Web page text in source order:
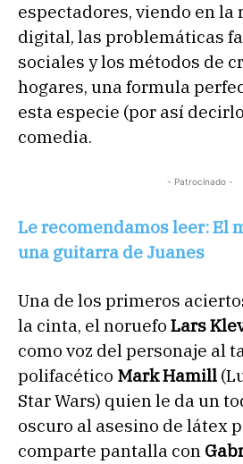
espectadores, viendo en la
digital, las problemáticas
sociales y los métodos de
hogares, una formula
esta especie (por así
comedia.
- Patrocinado -
Le recomendamos leer: El
una guitarra de Juanes
Una de los primeros
la cinta, el noruefo Lars
como voz del personaje al
polifacético Mark Hamill
Star Wars) quien le da un
oscuro al asesino de látex
comparte pantalla con